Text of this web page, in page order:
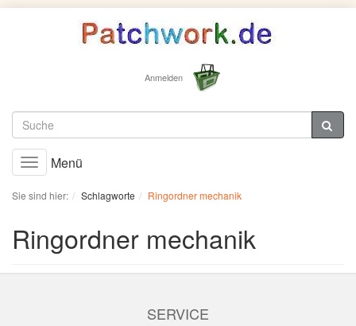
Anmelden
Toggle
navigation
Menü
Sie sind hier: Schlagworte Ringordner mechanik
Ringordner mechanik
SERVICE